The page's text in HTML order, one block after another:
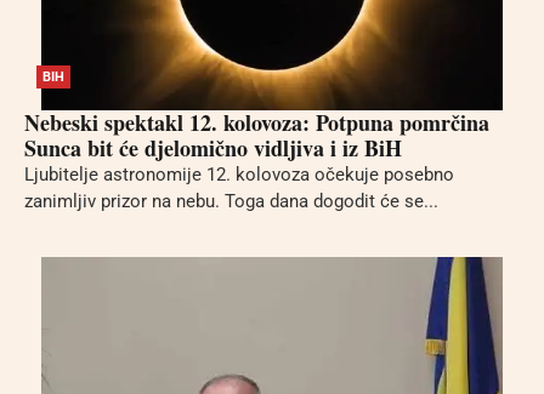
BIH
Nebeski spektakl 12. kolovoza: Potpuna pomrčina
Sunca bit će djelomično vidljiva i iz BiH
Ljubitelje astronomije 12. kolovoza očekuje posebno
zanimljiv prizor na nebu. Toga dana dogodit će se...